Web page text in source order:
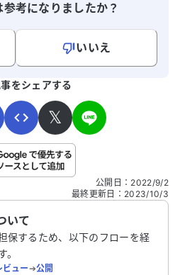
考になりましたか？
いいえ
ムです。氏名やご自身の病気の詳細な
送信する
をシェアする
𝕏
公開日 ： 2022/9/2
最終更新日 ： 2023/10/3
いて
保するため、以下のフローを経
ュー➔公開